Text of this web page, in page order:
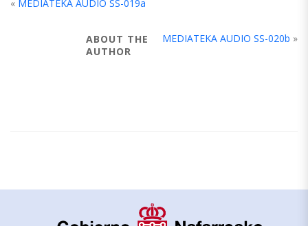
« MEDIATEKA AUDIO SS-019a
MEDIATEKA AUDIO SS-020b »
ABOUT THE
AUTHOR